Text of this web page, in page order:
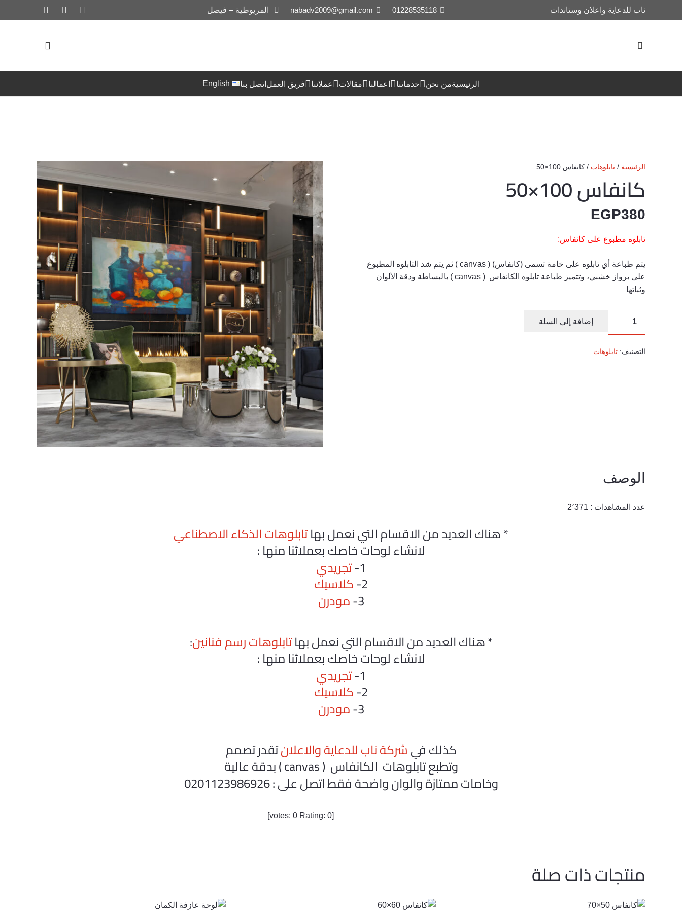
ناب للدعاية واعلان وستاندات 01228535118
nabadv2009@gmail.com المريوطية – فيصل
الرئيسيةمن نحن خدماتنا اعمالنا مقالات عملائنا فريق العمل اتصل بنا English
الرئيسية / تابلوهات / كانفاس 100×50
كانفاس 100×50
EGP380
تابلوه مطبوع على كانفاس:
يتم طباعة أي تابلوه على خامة تسمى (كانفاس) ( canvas ) ثم يتم شد التابلوه المطبوع
على برواز خشبي، وتتميز طباعة تابلوه الكانفاس ( canvas ) بالبساطة ودقة الألوان
وثباتها
كمية
كانفاس
100×50
إضافة إلى السلة
التصنيف: تابلوهات
الوصف
عدد المشاهدات : 2٬371
* هناك العديد من الاقسام التي نعمل بهاتابلوهات الذكاء الاصطناعي
لانشاء لوحات خاصك بعملائنا منها :
1- تجريدي
2- كلاسيك
3- مودرن
* هناك العديد من الاقسام التي نعمل بهاتابلوهات رسم فنانين:
لانشاء لوحات خاصك بعملائنا منها :
1- تجريدي
2- كلاسيك
3- مودرن
كذلك فيشركة ناب للدعاية والاعلانتقدر تصمم
وتطبع تابلوهات الكانفاس ( canvas ) بدقة عالية
وخامات ممتازة والوان واضحة فقط اتصل على : 0201123986926
[votes:
0Rating: 0
]
منتجات ذات صلة